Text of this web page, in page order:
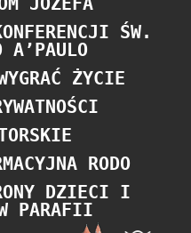
ŚW.
A’PAULO
ŻYCIE
RODO
DZIECI I
PARAFII